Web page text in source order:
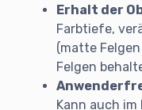
Erhalt der
Farbtiefe,
(matte
Felgen
Kann auch